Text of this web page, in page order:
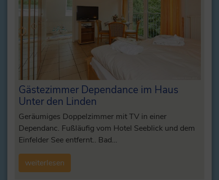
Gästezimmer Dependance im Haus
Unter den Linden
Geräumiges Doppelzimmer mit TV in einer
Dependanc. Fußläufig vom Hotel Seeblick und dem
Einfelder See entfernt.. Bad…
weiterlesen